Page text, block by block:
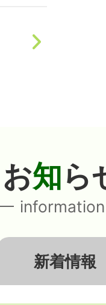
お知ら
information
新着情報